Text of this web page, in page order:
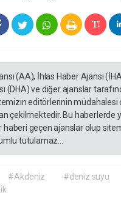
(AA), İhlas Haber Ajansı
(DHA) ve diğer ajanslar
editörlerinin müdahalesi
çekilmektedir. Bu haberlerde
geçen ajanslar olup
tutulamaz...
#Akdeniz #deniz suyu